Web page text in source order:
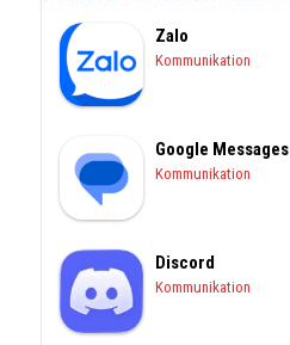
Zalo
Kommunikation
Google Messages
Kommunikation
Discord
Kommunikation